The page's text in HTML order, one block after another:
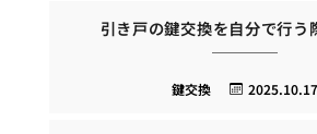
引き戸の鍵交換を自分で行う
2025.10.17
鍵交換